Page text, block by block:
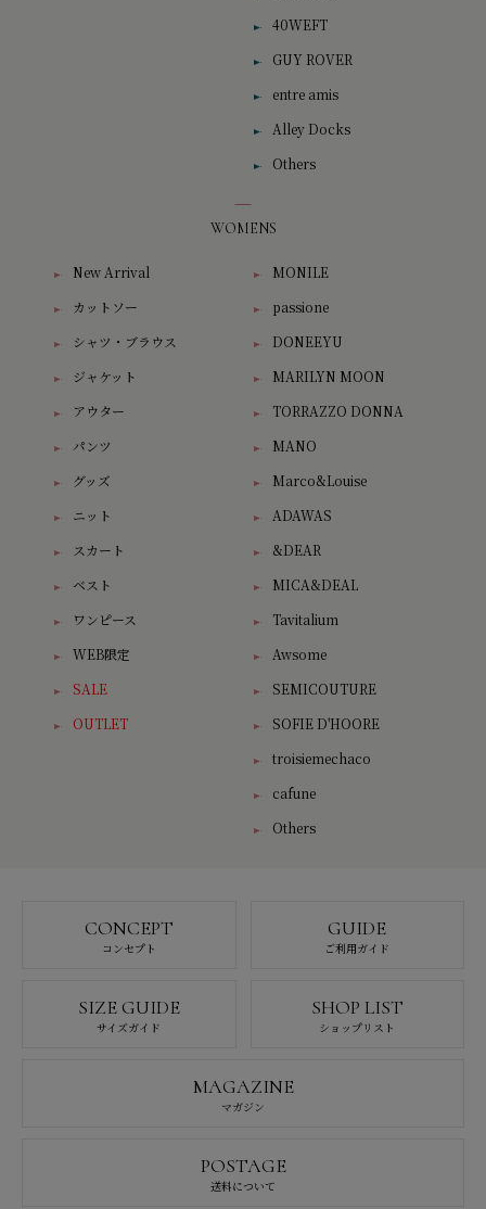
40WEFT
GUY ROVER
entre amis
Alley Docks
Others
WOMENS
New Arrival
カットソー
シャツ・ブラウス
ジャケット
アウター
パンツ
グッズ
ニット
スカート
ベスト
ワンピース
WEB限定
SALE
OUTLET
MONILE
passione
DONEEYU
MARILYN MOON
TORRAZZO DONNA
MANO
Marco&Louise
ADAWAS
&DEAR
MICA&DEAL
Tavitalium
Awsome
SEMICOUTURE
SOFIE D'HOORE
troisiemechaco
cafune
Others
CONCEPT
コンセプト
GUIDE
ご利用ガイド
SIZE GUIDE
サイズガイド
SHOP LIST
ショップリスト
MAGAZINE
マガジン
POSTAGE
送料について